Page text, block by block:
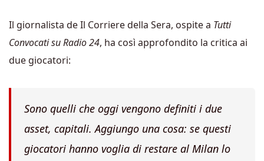
Il giornalista de Il Corriere della Sera, ospite a Tutti
Convocati su Radio 24, ha così approfondito la critica ai
due giocatori:
Sono quelli che oggi vengono definiti i due
asset, capitali. Aggiungo una cosa: se questi
giocatori hanno voglia di restare al Milan lo